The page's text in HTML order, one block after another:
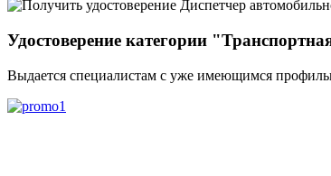
Удостоверение категории
Выдается специалистам с уже имеющимся